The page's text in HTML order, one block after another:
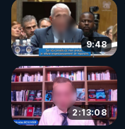
9:48
2:13:08